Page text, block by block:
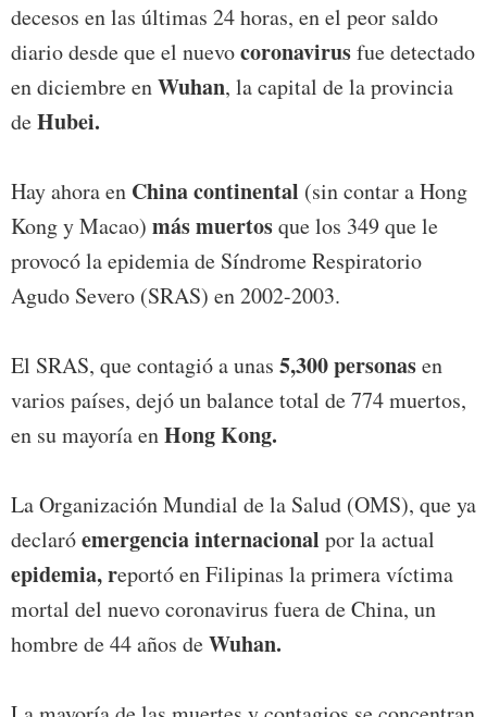
decesos en las últimas 24 horas, en el peor saldo
diario desde que el nuevocoronavirusfue detectado
en diciembre enWuhan, la capital de la provincia
deHubei.
Hay ahora en China continental (sin contar a Hong
Kong y Macao) más muertosque los 349 que le
provocó la epidemia de Síndrome Respiratorio
Agudo Severo (SRAS) en 2002-2003.
El SRAS, que contagió a unas 5,300 personasen
varios países, dejó un balance total de 774 muertos,
en su mayoría enHong Kong.
La Organización Mundial de la Salud (OMS), que ya
declaróemergencia internacional por la actual
epidemia, reportó en Filipinas la primera víctima
mortal del nuevo coronavirus fuera de China, un
hombre de 44 años deWuhan.